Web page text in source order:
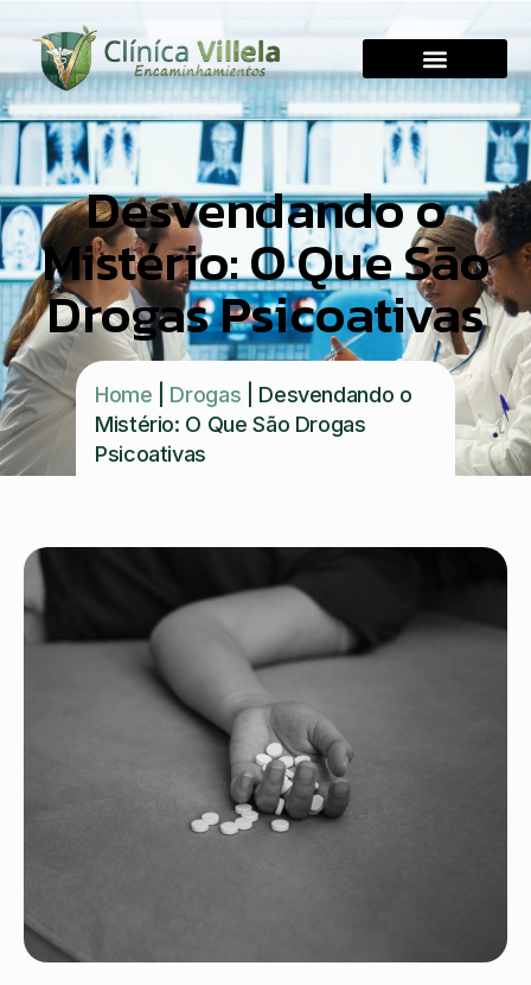
Desvendando o
Mistério: O Que São
Drogas Psicoativas
Home Drogas
Desvendando o
Mistério: O Que São Drogas
Psicoativas